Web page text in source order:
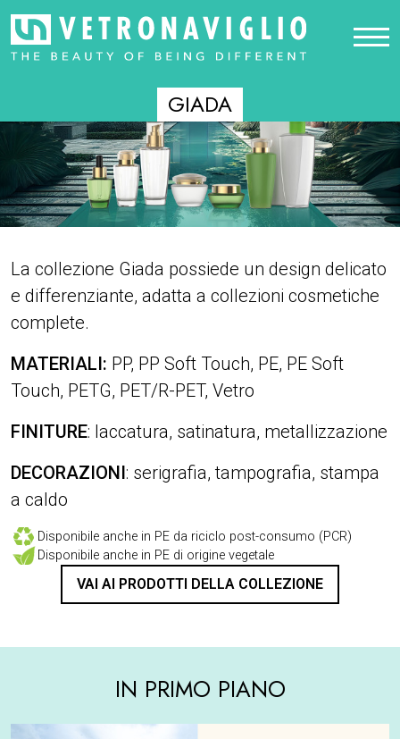
GIADA
La collezione Giada possiede un design delicato
e differenziante, adatta a collezioni cosmetiche
complete.
MATERIALI: PP, PP Soft Touch, PE, PE Soft
Touch, PETG, PET/R-PET, Vetro
FINITURE: laccatura, satinatura, metallizzazione
DECORAZIONI: serigrafia, tampografia, stampa
a caldo
Disponibile anche in PE da riciclo post-consumo (PCR)
Disponibile anche in PE di origine vegetale
VAI AI PRODOTTI DELLA COLLEZIONE
IN PRIMO PIANO